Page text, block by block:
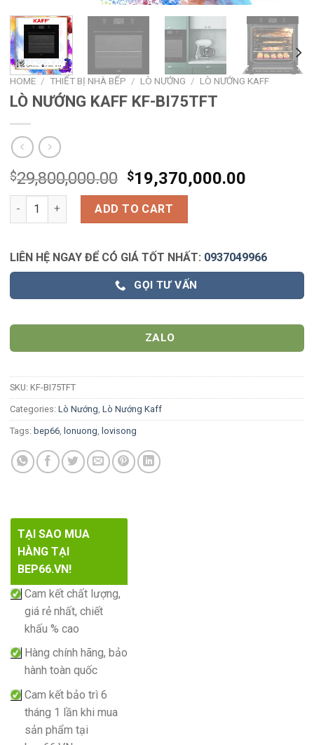
HOME / THIẾT BỊ NHÀ BẾP / LÒ NƯỚNG / LÒ NƯỚNG KAFF
LÒ NƯỚNG KAFF KF-BI75TFT
$29,800,000.00 $19,370,000.00
LÒ NƯỚNG KAFF KF-BI75TFT quantity
ADD TO CART
LIÊN HỆ NGAY ĐỂ CÓ GIÁ TỐT NHẤT: 0937049966
GỌI TƯ VẤN
ZALO
SKU: KF-BI75TFT
Categories: Lò Nướng Lò Nướng Kaff
Tags: bep66 lonuong lovisong
TẠI SAO MUA
HÀNG TẠI
BEP66.VN!
Cam kết chất lượng,
giá rẻ nhất, chiết
khấu % cao
Hàng chính hãng, bảo
hành toàn quốc
Cam kết bảo trì 6
tháng 1 lần khi mua
sản phẩm tại